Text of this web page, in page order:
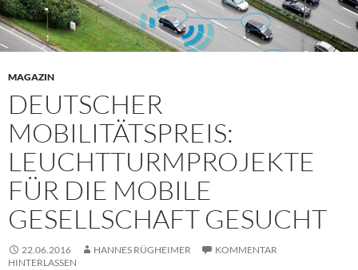
MAGAZIN
DEUTSCHER
MOBILITÄTSPREIS:
LEUCHTTURMPROJEKTE
FÜR DIE MOBILE
GESELLSCHAFT GESUCHT
22.06.2016 HANNES RÜGHEIMER
KOMMENTAR
HINTERLASSEN